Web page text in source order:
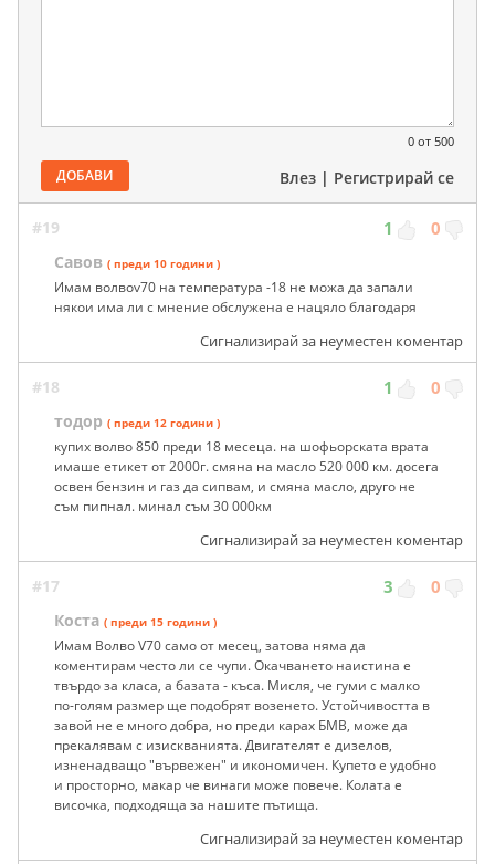
0 от 500
ДОБАВИ Влез | Регистрирай се
#19 1 0
Савов ( преди 10 години )
Имам волвоv70 на температура -18 не можа да запали
някои има ли с мнение обслужена е нацяло благодаря
Сигнализирай за неуместен коментар
#18 1 0
тодор ( преди 12 години )
купих волво 850 преди 18 месеца. на шофьорската врата
имаше етикет от 2000г. смяна на масло 520 000 км. досега
освен бензин и газ да сипвам, и смяна масло, друго не
съм пипнал. минал съм 30 000км
Сигнализирай за неуместен коментар
#17 3 0
Коста ( преди 15 години )
Имам Волво V70 само от месец, затова няма да
коментирам често ли се чупи. Окачването наистина е
твърдо за класа, а базата - къса. Мисля, че гуми с малко
по-голям размер ще подобрят возенето. Устойчивостта в
завой не е много добра, но преди карах БМВ, може да
прекалявам с изискванията. Двигателят е дизелов,
изненадващо "вървежен" и икономичен. Купето е удобно
и просторно, макар че винаги може повече. Колата е
височка, подходяща за нашите пътища.
Сигнализирай за неуместен коментар